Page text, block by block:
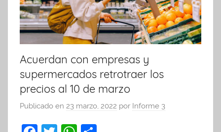
Acuerdan con empresas y
supermercados retrotraer los
precios al 10 de marzo
Publicado en 23 marzo, 2022 por Informe 3